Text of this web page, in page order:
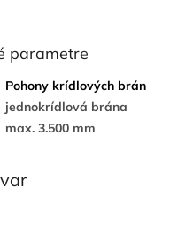
parametre
Pohony krídlových brán
jednokrídlová brána
max. 3.500 mm